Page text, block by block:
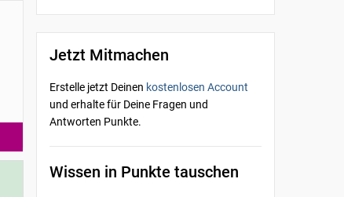
Jetzt Mitmachen
Erstelle jetzt Deinen kostenlosen Account
und erhalte für Deine Fragen und
Antworten Punkte.
Wissen in Punkte tauschen